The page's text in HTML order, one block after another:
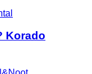
Korado